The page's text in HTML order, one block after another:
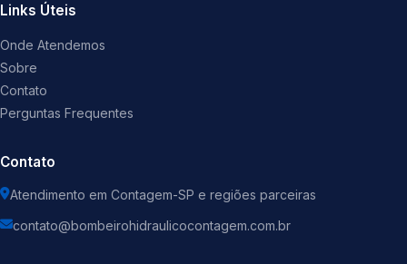
Links Úteis
Onde Atendemos
Sobre
Contato
Perguntas Frequentes
Contato
Atendimento em Contagem-SP e regiões parceiras
contato@bombeirohidraulicocontagem.com.br